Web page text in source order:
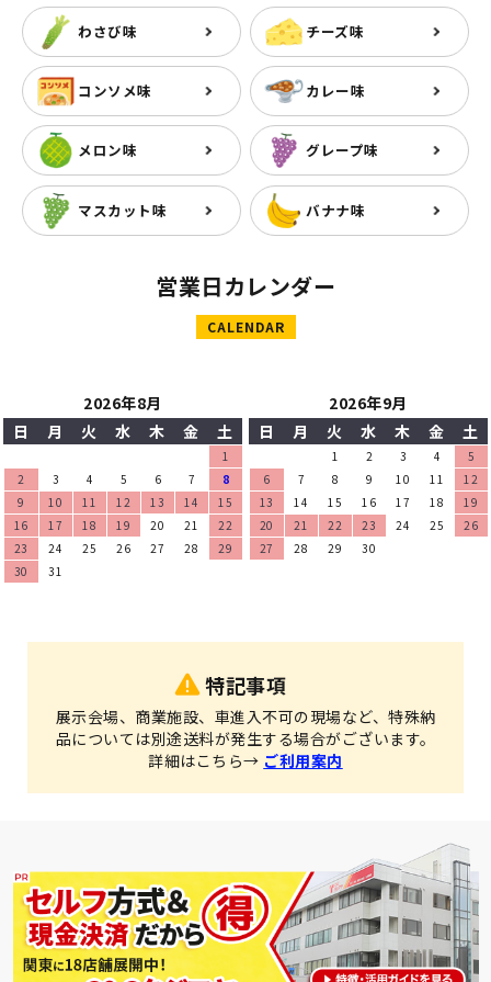
わさび味 チーズ味
コンソメ味 カレー味
メロン味 グレープ味
マスカット味 バナナ味
営業日カレンダー
CALENDAR
2026年8月
日
月 火 水 木 金 土
1
2
3 4 5 6 7
8
9
10 11 12 13 14
15
16
17 18 19 20 21
22
23
24 25 26 27 28
29
30
31
2026年9月
日
月 火 水 木 金 土
1 2 3 4
5
6
7 8 9 10 11
12
13
14 15 16 17 18
19
20
21 22 23 24 25
26
27
28 29 30
特記事項
展示会場、商業施設、車進入不可の現場など、特殊納
品については別途送料が発生する場合がございます。
詳細はこちら→ ご利用案内